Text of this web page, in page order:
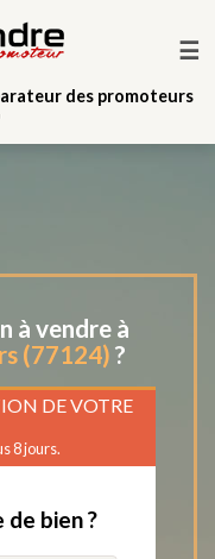
☰
des promoteurs
à vendre à
(77124) ?
DE VOTRE
8 jours.
bien ?